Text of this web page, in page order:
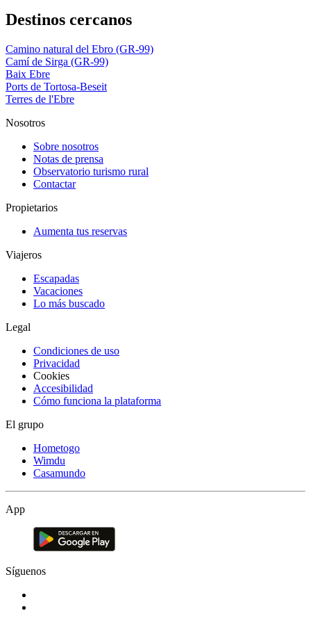
Destinos cercanos
Camino natural del Ebro (GR-99)
Camí de Sirga (GR-99)
Baix Ebre
Ports de Tortosa-Beseit
Terres de l'Ebre
Nosotros
Sobre nosotros
Notas de prensa
Observatorio turismo rural
Contactar
Propietarios
Aumenta tus reservas
Viajeros
Escapadas
Vacaciones
Lo más buscado
Legal
Condiciones de uso
Privacidad
Cookies
Accesibilidad
Cómo funciona la plataforma
El grupo
Hometogo
Wimdu
Casamundo
App
Síguenos